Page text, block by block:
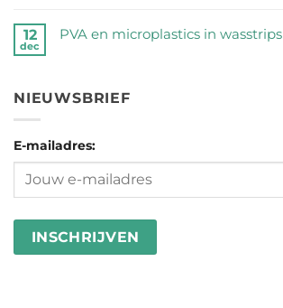
feiten
rij
geraapt
Butts
2026
=
Microplastic
reacties
duurzame
van
Ecomondo
goed
12
dec
PVA en microplastics in wasstrips
op
en
NIEUWSBRIEF
E-mailadres: